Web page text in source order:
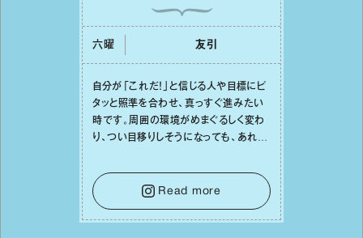
六曜 友引
⾃分が「これだ！」と信じる⼈や⽬標にピ
タッと照準を合わせ、真っすぐ進みたい
時です。周囲の環境がめまぐるしく変わ
り、つい⽬移りしそうになっても、あれこ
をそっと⼿放し、⽬の前のことに集中しま
しょう。そのブレない決意が、あなたにと
って有意義で安定した成果を引き寄せま
す。
Read more